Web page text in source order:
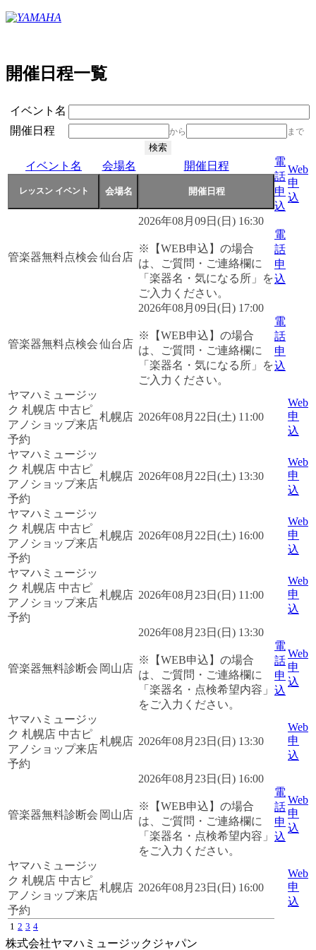
開催日程一覧
イベント名
開催日程
から まで
イベント名 会場名 開催日程
電
話
申
込
Web
申
込
管楽器無料点検会仙台店
2026年08月09日(日) 16:30
※【WEB申込】の場合
は、ご質問・ご連絡欄に
「楽器名・気になる所」を
ご入力ください。
電
話
申
込
管楽器無料点検会仙台店
2026年08月09日(日) 17:00
※【WEB申込】の場合
は、ご質問・ご連絡欄に
「楽器名・気になる所」を
ご入力ください。
電
話
申
込
ヤマハミュージッ
ク 札幌店 中古ピ
アノショップ来店
予約
札幌店 2026年08月22日(土) 11:00
Web
申
込
ヤマハミュージッ
ク 札幌店 中古ピ
アノショップ来店
予約
札幌店 2026年08月22日(土) 13:30
Web
申
込
ヤマハミュージッ
ク 札幌店 中古ピ
アノショップ来店
予約
札幌店 2026年08月22日(土) 16:00
Web
申
込
ヤマハミュージッ
ク 札幌店 中古ピ
アノショップ来店
予約
札幌店 2026年08月23日(日) 11:00
Web
申
込
管楽器無料診断会 岡山店
2026年08月23日(日) 13:30
※【WEB申込】の場合
は、ご質問・ご連絡欄に
「楽器名・点検希望内容」
をご入力ください。
電
話
申
込
Web
申
込
ヤマハミュージッ
ク 札幌店 中古ピ
アノショップ来店
予約
札幌店 2026年08月23日(日) 13:30
Web
申
込
管楽器無料診断会 岡山店
2026年08月23日(日) 16:00
※【WEB申込】の場合
は、ご質問・ご連絡欄に
「楽器名・点検希望内容」
をご入力ください。
電
話
申
込
Web
申
込
ヤマハミュージッ
ク 札幌店 中古ピ
アノショップ来店
予約
札幌店 2026年08月23日(日) 16:00
Web
申
込
1 2 3 4
株式会社ヤマハミュージックジャパン